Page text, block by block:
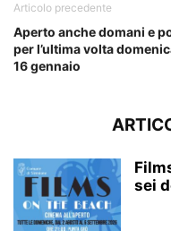
Articolo precedente
Aperto anche domani e
per l’ultima volta
16 gennaio
sei